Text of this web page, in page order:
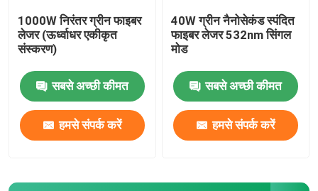
1000W निरंतर ग्रीन फाइबर
लेजर (ऊर्ध्वाधर एकीकृत
संस्करण)
सबसे अच्छी कीमत
हमसे संपर्क करें
40W ग्रीन नैनोसेकंड स्पंदित
फाइबर लेजर 532nm सिंगल
मोड
सबसे अच्छी कीमत
हमसे संपर्क करें